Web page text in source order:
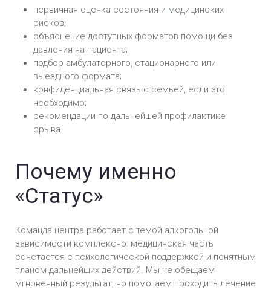
первичная оценка состояния и медицинских
рисков;
объяснение доступных форматов помощи без
давления на пациента;
подбор амбулаторного, стационарного или
выездного формата;
конфиденциальная связь с семьей, если это
необходимо;
рекомендации по дальнейшей профилактике
срыва.
Почему именно
«Статус»
Команда центра работает с темой алкогольной
зависимости комплексно: медицинская часть
сочетается с психологической поддержкой и понятным
планом дальнейших действий. Мы не обещаем
мгновенный результат, но помогаем проходить лечение